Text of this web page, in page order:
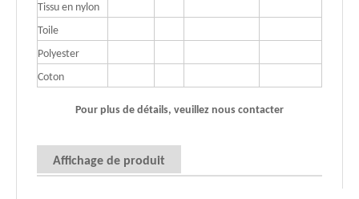
Tissu en nylon
Toile
Polyester
Coton
Pour plus de détails, veuillez nous contacter
Affichage de produit